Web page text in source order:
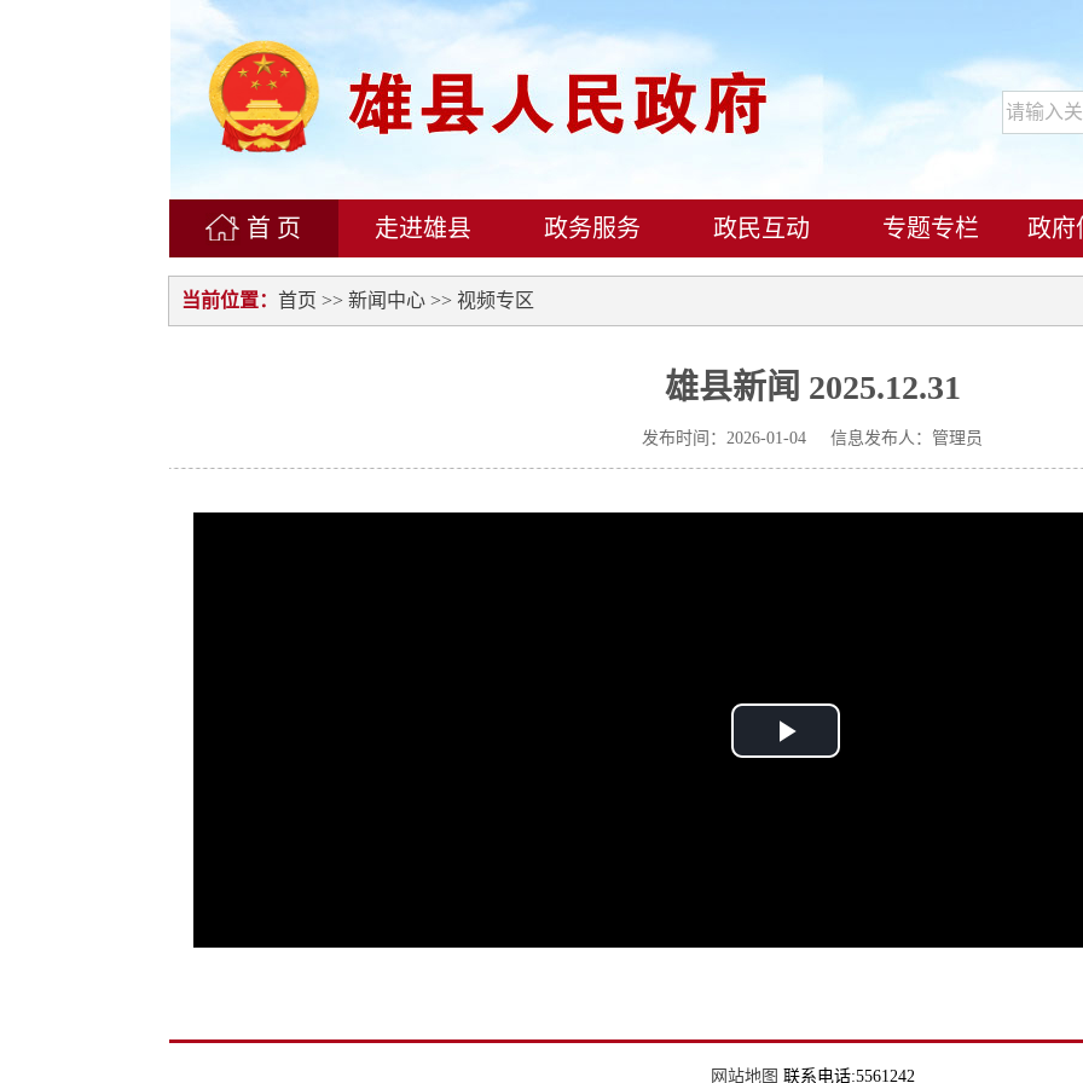
首 页 走进雄县 政务服务 政民互动 专题专栏 政府
当前位置： 首页 >> 新闻中心>> 视频专区
雄县新闻 2025.12.31
发布时间：2026-01-04 信息发布人：管理员
Play
网站地图 联系电话:5561242